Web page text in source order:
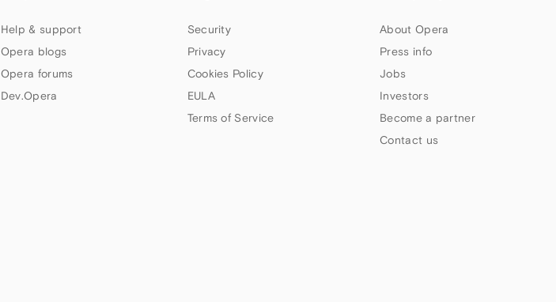
Help & support
Opera blogs
Opera forums
Dev.Opera
Security
Privacy
Cookies Policy
EULA
Terms of Service
About Opera
Press info
Jobs
Investors
Become a partner
Contact us